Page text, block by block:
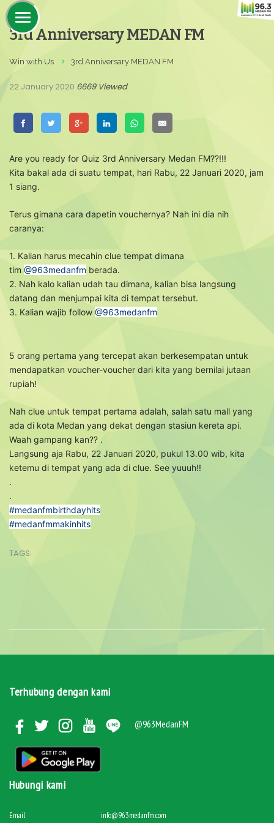
3rd Anniversary MEDAN FM
Win with Us 3rd Anniversary MEDAN FM
22 January 2020 6669 Viewed
Are you ready for Quiz 3rd Anniversary Medan FM??!!!
Kita bakal ada di suatu tempat, hari Rabu, 22 Januari 2020, jam
1 siang.
Terus gimana cara dapetin vouchernya? Nah ini dia nih
caranya:
1. Kalian harus mecahin clue tempat dimana
tim @963medanfm berada.
2. Nah kalo kalian udah tau dimana, kalian bisa langsung
datang dan menjumpai kita di tempat tersebut.
3. Kalian wajib follow @963medanfm
5 orang pertama yang tercepat akan berkesempatan untuk
mendapatkan voucher-voucher dari kita yang bernilai jutaan
rupiah!
Nah clue untuk tempat pertama adalah, salah satu mall yang
ada di kota Medan yang dekat dengan stasiun kereta api.
Waah gampang kan?? .
Langsung aja Rabu, 22 Januari 2020, pukul 13.00 wib, kita
ketemu di tempat yang ada di clue. See yuuuh!!
.
.
#medanfmbirthdayhits
#medanfmmakinhits
TAGS:
Terhubung dengan kami
@963MedanFM
Hubungi kami
Email
info@963medanfm.com